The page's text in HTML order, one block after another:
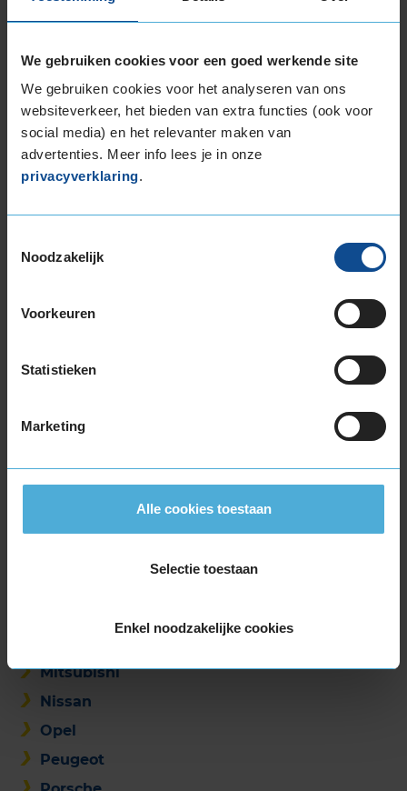
We gebruiken cookies voor een goed werkende site
We gebruiken cookies voor het analyseren van ons
websiteverkeer, het bieden van extra functies (ook voor
social media) en het relevanter maken van
advertenties. Meer info lees je in onze
privacyverklaring.
Noodzakelijk
Voorkeuren
Statistieken
Marketing
Alle cookies toestaan
Selectie toestaan
Enkel noodzakelijke cookies
Tip:
combineer je APK afspraak met een
Rijd je een ander automerk? Alle automerken
kunnen bij ons terecht voor een APK, benzine,
diesel, hybride of elektrisch:
BMW
Citroën
Hyundai
Kia
Mitsubishi
Nissan
Opel
Peugeot